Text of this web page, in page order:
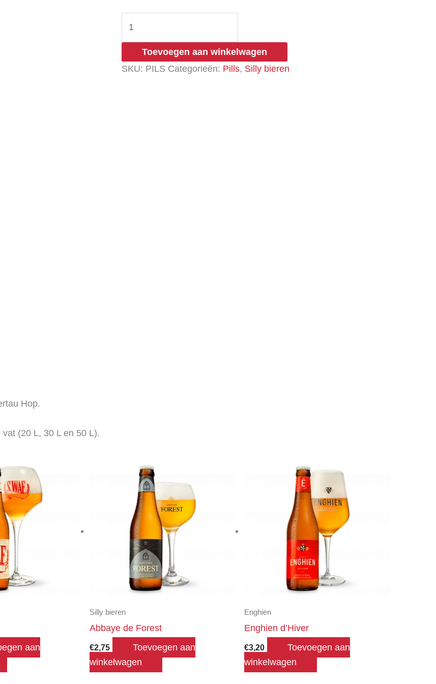
Toevoegen aan winkelwagen
SKU: PILS Categorieën: Pills, Silly bieren
Hop.
(20 L, 30 L en 50 L).
aan
Silly bieren
Abbaye de Forest
€2,75
Toevoegen aan
winkelwagen
Enghien
Enghien d’Hiver
€3,20
Toevoegen aan
winkelwagen